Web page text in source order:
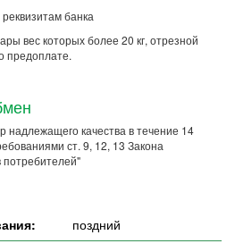
банка
вес которых более 20 кг, отрезной
предоплате.
надлежащего качества в течение 14
ст. 9, 12, 13 Закона
поздний